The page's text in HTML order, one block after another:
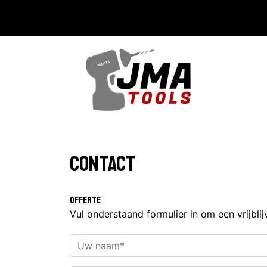
Contact
Offerte
Vul onderstaand formulier in om een